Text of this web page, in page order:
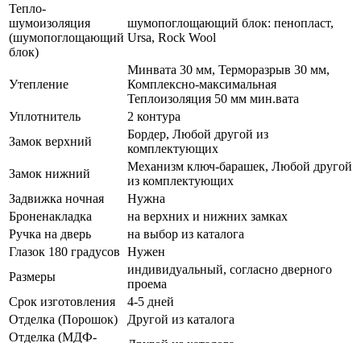
Тепло-
шумоизоляция
(шумопоглощающий
блок)
шумопоглощающий блок: пенопласт,
Ursa, Rock Wool
Утепление
Минвата 30 мм, Терморазрыв 30 мм,
Комплексно-максимальная
Теплоизоляция 50 мм мин.вата
Уплотнитель
2 контура
Замок верхний
Бордер, Любой другой из
комплектующих
Замок нижний
Механизм ключ-барашек, Любой другой
из комплектующих
Задвижка ночная
Нужна
Броненакладка
на верхних и нижних замках
Ручка на дверь
на выбор из каталога
Глазок 180 градусов Нужен
Размеры
индивидуальный, согласно дверного
проема
Срок изготовления
4-5 дней
Отделка (Порошок)
Другой из каталога
Отделка (МДФ-